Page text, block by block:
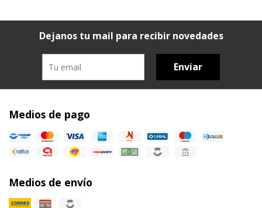
Dejanos tu mail para recibir novedades
Enviar
Medios de pago
Medios de envío